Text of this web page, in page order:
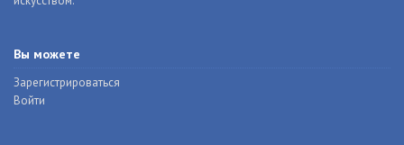
Вы можете
Зарегистрироваться
Войти